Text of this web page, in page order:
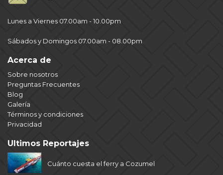
Lunes a Viernes 07.00am - 10.00pm
Sábados y Domingos 07.00am - 08.00pm
Acerca de
Sobre nosotros
Preguntas Frecuentes
Blog
Galería
Términos y condiciones
Privacidad
Ultimos Reportajes
Cuánto cuesta el ferry a Cozumel